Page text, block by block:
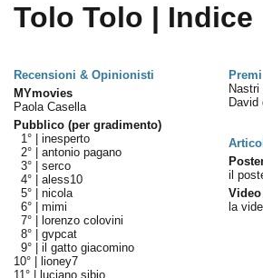
Tolo Tolo | Indice
Recensioni & Opinionisti
Premi
MYmovies
Paola Casella
Pubblico (per gradimento)
1° | inesperto
2° | antonio pagano
3° | serco
4° | aless10
5° | nicola
6° | mimi
7° |
lorenzo colovini
8° | gvpcat
9° | il gatto giacomino
10° |
lioney7
11° |
luciano sibio
Nastri
David
il
la